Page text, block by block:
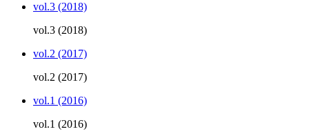
vol.3 (2018)
vol.3 (2018)
vol.2 (2017)
vol.2 (2017)
vol.1 (2016)
vol.1 (2016)